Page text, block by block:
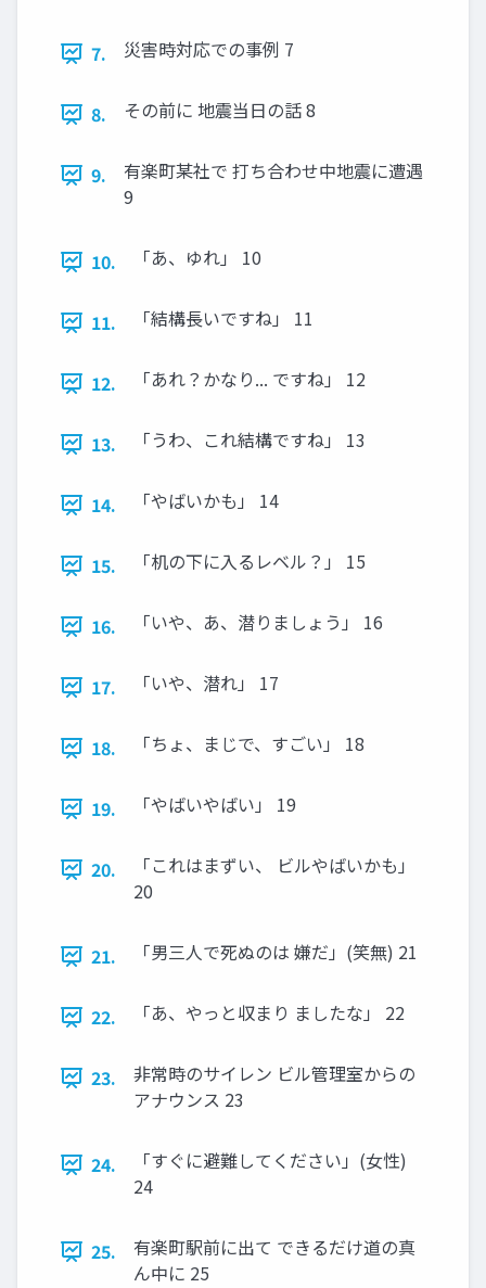
7. 災害時対応での事例 7
8. その前に 地震当日の話 8
9.
有楽町某社で 打ち合わせ中地震に遭遇
9
10. 「あ、ゆれ」 10
11. 「結構長いですね」 11
12. 「あれ？かなり... ですね」 12
13. 「うわ、これ結構ですね」 13
14. 「やばいかも」 14
15. 「机の下に入るレベル？」 15
16. 「いや、あ、潜りましょう」 16
17. 「いや、潜れ」 17
18. 「ちょ、まじで、すごい」 18
19. 「やばいやばい」 19
20.
「これはまずい、 ビルやばいかも」
20
21. 「男三人で死ぬのは 嫌だ」(笑無) 21
22. 「あ、やっと収まり ましたな」 22
23.
非常時のサイレン ビル管理室からの
アナウンス 23
24.
「すぐに避難してください」(女性)
24
25.
有楽町駅前に出て できるだけ道の真
ん中に 25